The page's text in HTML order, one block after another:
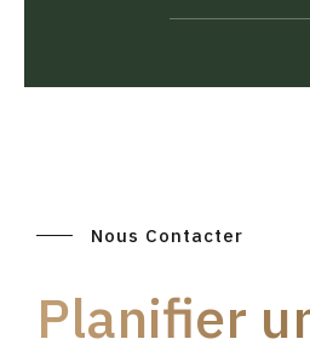
Nous Contacter
Planifier